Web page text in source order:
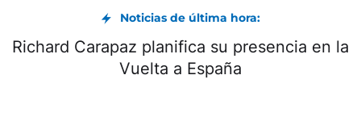
Noticias de última hora:
Richard Carapaz planifica su presencia en la
Vuelta a España